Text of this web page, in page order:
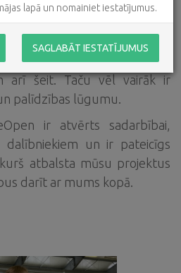
un atsaucībai, mēs visi
daudzus labus darbus. Par
arī šeit. Taču vēl vairāk ir
palīdzības lūgumu.
ir atvērts sadarbībai,
dalībniekiem un ir pateicīgs
atbalsta mūsu projektus
darīt ar mums kopā.
lapā un nomainiet iestatījumus.
SAGLABĀT IESTATĪJUMUS